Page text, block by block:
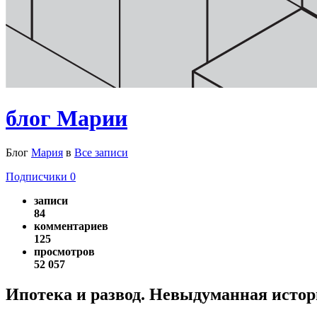
блог Марии
Блог Мария в Все записи
Подписчики 0
записи
84
комментариев
125
просмотров
52 057
Ипотека и развод. Невыдуманная